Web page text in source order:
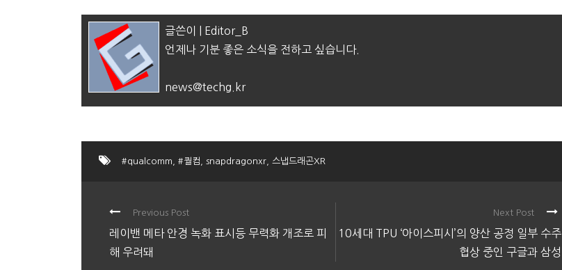
글쓴이 | Editor_B
언제나 기분 좋은 소식을 전하고 싶습니다.
news@techg.kr
#qualcomm #퀄컴 snapdragonxr 스냅드래곤XR
Previous Post
레이밴 메타 안경 녹화 표시등 무력화 개조로 피
해 우려돼
Next Post
10세대 TPU ‘아이스피시’의 양산 공정 일부 수주
협상 중인 구글과 삼성